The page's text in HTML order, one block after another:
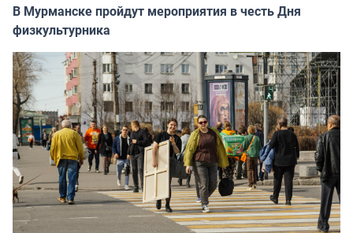
В Мурманске пройдут мероприятия в честь Дня
физкультурника